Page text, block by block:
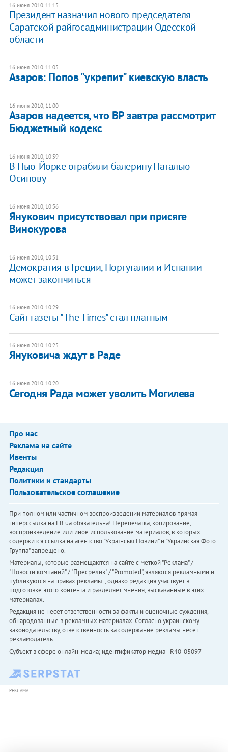
16 июня 2010, 11:15
Президент назначил нового председателя
Саратской райгосадминистрации Одесской
области
16 июня 2010, 11:05
Азаров: Попов "укрепит" киевскую власть
16 июня 2010, 11:00
Азаров надеется, что ВР завтра рассмотрит
Бюджетный кодекс
16 июня 2010, 10:59
В Нью-Йорке ограбили балерину Наталью
Осипову
16 июня 2010, 10:56
Янукович присутствовал при присяге
Винокурова
16 июня 2010, 10:51
Демократия в Греции, Португалии и Испании
может закончиться
16 июня 2010, 10:29
Сайт газеты "The Times" стал платным
16 июня 2010, 10:25
Януковича ждут в Раде
16 июня 2010, 10:20
Сегодня Рада может уволить Могилева
Про нас
Реклама на сайте
Ивенты
Редакция
Политики и стандарты
Пользовательское соглашение
При полном или частичном воспроизведении материалов прямая
гиперссылка на LB.ua обязательна! Перепечатка, копирование,
воспроизведение или иное использование материалов, в которых
содержится ссылка на агентство "Українськi Новини" и "Украинская Фото
Группа" запрещено.
Материалы, которые размещаются на сайте с меткой "Реклама" /
"Новости компаний" / "Пресрелиз" / "Promoted", являются рекламными и
публикуются на правах рекламы. , однако редакция участвует в
подготовке этого контента и разделяет мнения, высказанные в этих
материалах.
Редакция не несет ответственности за факты и оценочные суждения,
обнародованные в рекламных материалах. Согласно украинскому
законодательству, ответственность за содержание рекламы несет
рекламодатель.
Субъект в сфере онлайн-медиа; идентификатор медиа - R40-05097
РЕКЛАМА